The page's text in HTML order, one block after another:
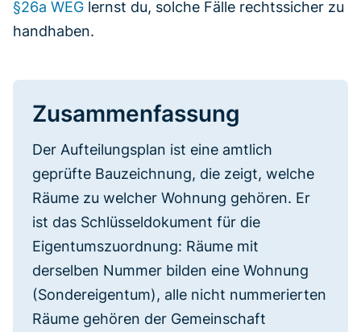
§26a WEG lernst du, solche Fälle rechtssicher zu
handhaben.
Zusammenfassung
Der Aufteilungsplan ist eine amtlich
geprüfte Bauzeichnung, die zeigt, welche
Räume zu welcher Wohnung gehören. Er
ist das Schlüsseldokument für die
Eigentumszuordnung: Räume mit
derselben Nummer bilden eine Wohnung
(Sondereigentum), alle nicht nummerierten
Räume gehören der Gemeinschaft